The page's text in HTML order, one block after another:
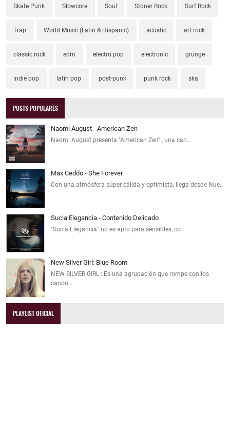
Skate Punk Slowcore Soul Stoner Rock Surf Rock
Trap World Music (Latin & Hispanic) acustic art rock
classic rock edm electro pop electronic grunge
indie pop latin pop post-punk punk rock ska
POSTS POPULARES
Naomi August - American Zen
Naomi August presenta "American Zen" , una can…
Max Ceddo - She Forever
Con una atmósfera súper cálida y optimista, llega desde Nue…
Sucia Elegancia - Contenido Delicado
"Sucia Elegancia" no es apto para sensibles, co…
New Silver Girl: Blue Room
NEW SILVER GIRL : Es una agrupación que rompe con los
canon…
PLAYLIST OFICIAL